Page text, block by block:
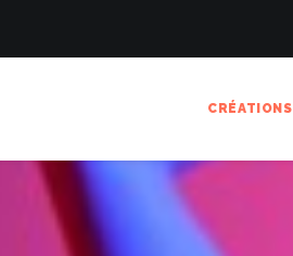
CRÉATIONS